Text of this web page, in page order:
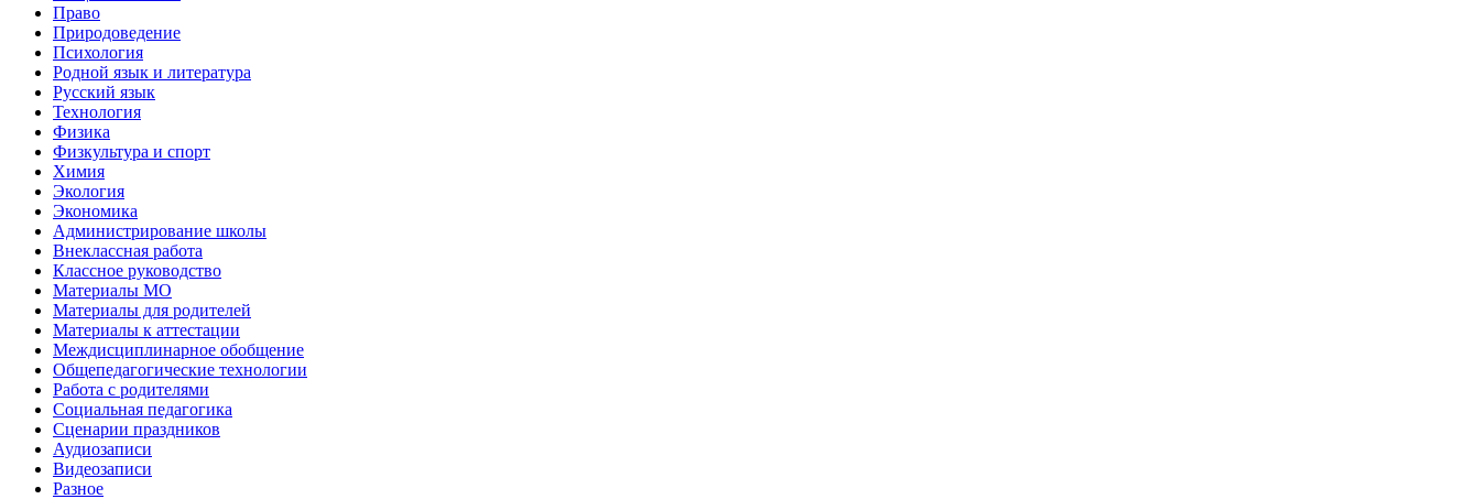
Право
Природоведение
Психология
Родной язык и литература
Русский язык
Технология
Физика
Физкультура и спорт
Химия
Экология
Экономика
Администрирование школы
Внеклассная работа
Классное руководство
Материалы МО
Материалы для родителей
Материалы к аттестации
Междисциплинарное обобщение
Общепедагогические технологии
Работа с родителями
Социальная педагогика
Сценарии праздников
Аудиозаписи
Видеозаписи
Разное